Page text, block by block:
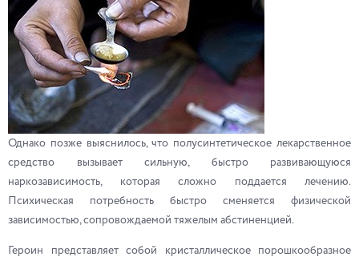
Однако позже выяснилось, что полусинтетическое лекарственное
средство вызывает сильную, быстро развивающуюся
наркозависимость, которая сложно поддается лечению.
Психическая потребность быстро сменяется физической
зависимостью, сопровождаемой тяжелым абстиненцией.
Героин представляет собой кристаллическое порошкообразное